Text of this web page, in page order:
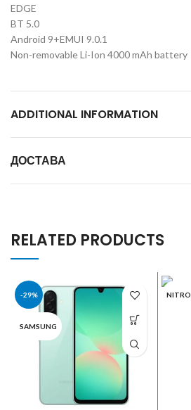
EDGE
BT 5.0
Android 9+EMUI 9.0.1
Non-removable Li-Ion 4000 mAh battery
ADDITIONAL INFORMATION
ДОСТАВА
RELATED PRODUCTS
-29%
SAMSUNG
NITRO